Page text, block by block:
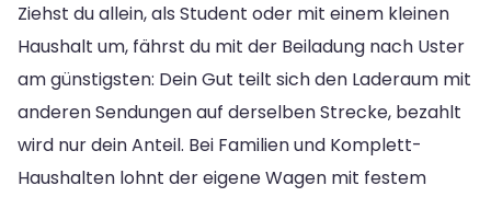
Ziehst du allein, als Student oder mit einem kleinen
Haushalt um, fährst du mit der Beiladung nach Uster
am günstigsten: Dein Gut teilt sich den Laderaum mit
anderen Sendungen auf derselben Strecke, bezahlt
wird nur dein Anteil. Bei Familien und Komplett-
Haushalten lohnt der eigene Wagen mit festem